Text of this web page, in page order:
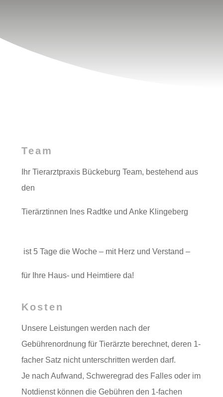
Team
Ihr Tierarztpraxis Bückeburg Team, bestehend aus
den
Tierärztinnen Ines Radtke und Anke Klingeberg
ist 5 Tage die Woche – mit Herz und Verstand –
für Ihre Haus- und Heimtiere da!
Kosten
Unsere Leistungen werden nach der
Gebührenordnung für Tierärzte berechnet, deren 1-
facher Satz nicht unterschritten werden darf.
Je nach Aufwand, Schweregrad des Falles oder im
Notdienst können die Gebühren den 1-fachen